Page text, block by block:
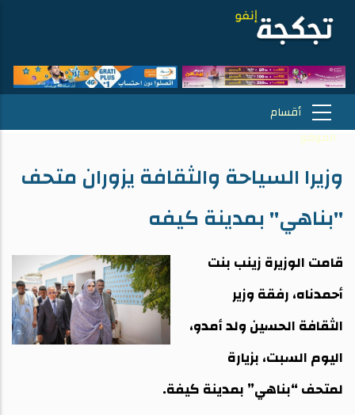
وزيرا السياحة والثقافة يزوران متحف
"بناهي" بمدينة كيفه
قامت الوزيرة زينب بنت
أحمدناه، رفقة وزير
الثقافة الحسين ولد أمدو،
اليوم السبت، بزيارة
لمتحف “بناهي” بمدينة كيفة.